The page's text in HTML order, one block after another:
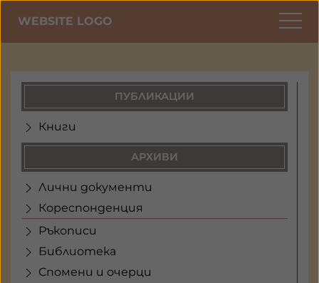
WEBSITE LOGO
ПУБЛИКАЦИИ
Книги
АРХИВИ
Лични документи
Кореспонденция
Ръкописи
Библиотека
Спомени и очерци